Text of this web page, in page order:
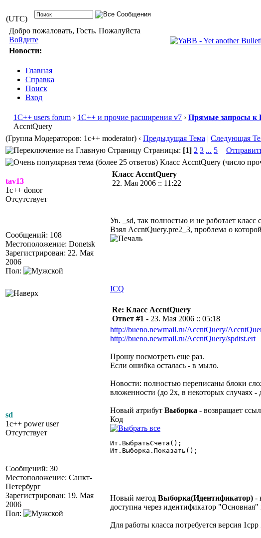
(UTC)
Добро пожаловать, Гость. Пожалуйста
Войдите
Новости:
Главная
Справка
Поиск
Вход
1С++ users forum › 1С++ и прочие расширения v7 › Прямые запросы к
AccntQuery
(Группа Модераторов: 1c++ moderator) ‹ Предыдущая Тема | Следующая
Страницы: [1] 2 3 ... 5
Класс AccntQuery (число
tav13
1c++ donor
Отсутствует
Сообщений: 108
Местоположение: Donetsk
Зарегистрирован: 22. Мая
2006
Пол:
Класс AccntQuery
22. Мая 2006 :: 11:22
Ув. _sd, так полностью и не работает класс
Взял AccntQuery.pre2_3, проблема о
ICQ
sd
1c++ power user
Отсутствует
Сообщений: 30
Местоположение: Санкт-
Петербург
Зарегистрирован: 19. Мая
2006
Пол:
Re: Класс AccntQuery
Ответ #1 - 23. Мая 2006 :: 05:18
http://bueno.newmail.ru/AccntQuery/
http://bueno.newmail.ru/AccntQuery/spdtst.ert
Прошу посмотреть еще раз.
Если ошибка осталась - в мыло.
Новости: полностью переписаны блоки
вложенности (до 2х, в некоторых случаях
Новый атрибут Выборка - возвращает
Код
Ит.ВыбратьСчета();
Ит.Выборка.Показать();
Новый метод Выборка(Идентификатор) -
доступна через идентификатор
Для работы класса потребуется версия